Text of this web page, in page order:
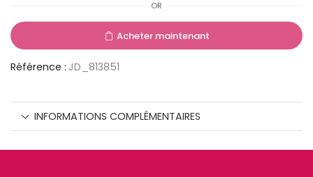
OR
Acheter maintenant
Référence : JD_813851
INFORMATIONS COMPLÉMENTAIRES